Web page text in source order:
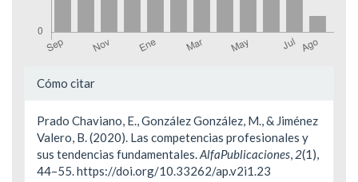
Detalles
artículo
Cómo citar
Prado Chaviano, E., González González, M., & Jiménez
Valero, B. (2020). Las competencias profesionales y
sus tendencias fundamentales.AlfaPublicaciones, 2(1),
44–55. https://doi.org/10.33262/ap.v2i1.23